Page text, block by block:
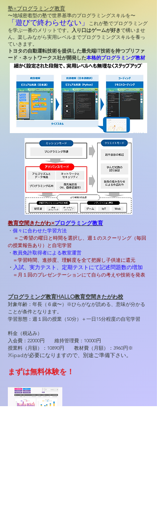
塾×プログラミング教育
〜地域密着型の塾で世界基準のプログラミングスキルを〜
「遊びで終わらせない」
これが塾でプログラミング
を学ぶ一番のメリットです。 入り口はゲームが好きで構いませ
ん。楽しみながら実用レベルまでプログラミングスキルを養っ
ていきます。
トヨタの自動運転技術を提供した最先端IT技術を持つプリファ
ード・ネットワークス社が開発した本格的プログラミング教材
教育空間きたがわ×プログラミング教育
・ 個 々に合わせた学習方法
＝ご希望の曜日と時間を選択し、週１のスクーリング（毎回
の授業報告あり）と自宅学習
・ 教員免許取得者による教室運営
​＝学習時間、進捗度、理解度を全て把握し子供達に還元
・ 入試、実力テスト、定期テストにて記述問題数の増加
＝月１回のプレゼンテーションにて自らの考えや技術を発表
プログラミング教育HALLO教育空間きたがわ校
対象年齢：年長（６歳〜）※ひらがなが読める、意味が分かる
ことが条件となります。
学習形態：週１回の授業（50分）＋一日15分程度の自宅学習
料金（税込み）
入会費：22000円 維持管理費：10000円
授業料（月額）：10890円 教材費（月額）：3960円※
※ipadが必要になりますので、別途ご準備下さい。
​まずは無料体験を！